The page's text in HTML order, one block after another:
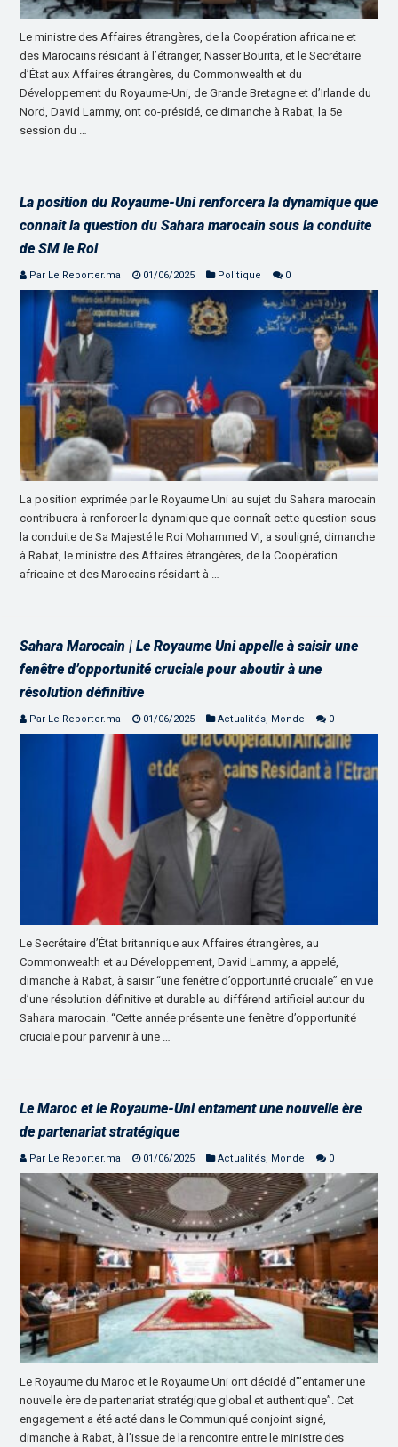
Le ministre des Affaires étrangères, de la Coopération africaine et
des Marocains résidant à l’étranger, Nasser Bourita, et le Secrétaire
d’État aux Affaires étrangères, du Commonwealth et du
Développement du Royaume-Uni, de Grande Bretagne et d’Irlande du
Nord, David Lammy, ont co-présidé, ce dimanche à Rabat, la 5e
session du …
La position du Royaume-Uni renforcera la dynamique que
connaît la question du Sahara marocain sous la conduite
de SM le Roi
Par Le Reporter.ma 01/06/2025 Politique 0
La position exprimée par le Royaume Uni au sujet du Sahara marocain
contribuera à renforcer la dynamique que connaît cette question sous
la conduite de Sa Majesté le Roi Mohammed VI, a souligné, dimanche
à Rabat, le ministre des Affaires étrangères, de la Coopération
africaine et des Marocains résidant à …
Sahara Marocain | Le Royaume Uni appelle à saisir une
fenêtre d’opportunité cruciale pour aboutir à une
résolution définitive
Par Le Reporter.ma 01/06/2025 Actualités, Monde 0
Le Secrétaire d’État britannique aux Affaires étrangères, au
Commonwealth et au Développement, David Lammy, a appelé,
dimanche à Rabat, à saisir “une fenêtre d’opportunité cruciale” en vue
d’une résolution définitive et durable au différend artificiel autour du
Sahara marocain. “Cette année présente une fenêtre d’opportunité
cruciale pour parvenir à une …
Le Maroc et le Royaume-Uni entament une nouvelle ère
de partenariat stratégique
Par Le Reporter.ma 01/06/2025 Actualités Monde 0
Le Royaume du Maroc et le Royaume Uni ont décidé d’”entamer une
nouvelle ère de partenariat stratégique global et authentique”. Cet
engagement a été acté dans le Communiqué conjoint signé,
dimanche à Rabat, à l’issue de la rencontre entre le ministre des